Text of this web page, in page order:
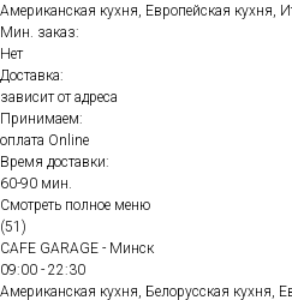
Американская кухня, Европейская кухня,
Мин. заказ:
Нет
Доставка:
зависит от адреса
Принимаем:
оплата Online
Время доставки:
60-90 мин.
Смотреть полное меню
(51)
CAFE GARAGE - Минск
09:00 - 22:30
Американская кухня, Белорусская кухня,